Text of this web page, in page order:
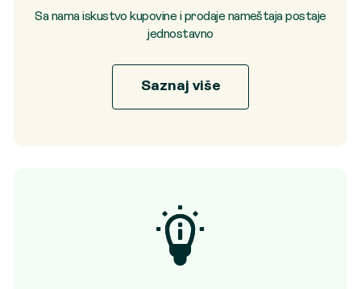
Sa nama iskustvo kupovine i prodaje nameštaja postaje
jednostavno
Saznaj više